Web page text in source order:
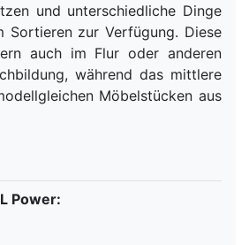
und unterschiedliche Dinge
Sortieren zur Verfügung. Diese
auch im Flur oder anderen
während das mittlere
Möbelstücken aus
Power: